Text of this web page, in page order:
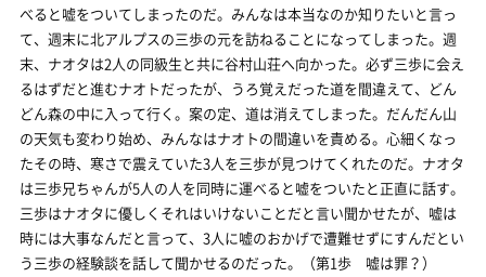
べると嘘をついてしまったのだ。みんなは本当なのか知りたいと言っ
て、週末に北アルプスの三歩の元を訪ねることになってしまった。週
末、ナオタは2人の同級生と共に谷村山荘へ向かった。必ず三歩に会え
るはずだと進むナオトだったが、うろ覚えだった道を間違えて、どん
どん森の中に入って行く。案の定、道は消えてしまった。だんだん山
の天気も変わり始め、みんなはナオトの間違いを責める。心細くなっ
たその時、寒さで震えていた3人を三歩が見つけてくれたのだ。ナオタ
は三歩兄ちゃんが5人の人を同時に運べると嘘をついたと正直に話す。
三歩はナオタに優しくそれはいけないことだと言い聞かせたが、嘘は
時には大事なんだと言って、3人に嘘のおかげで遭難せずにすんだとい
う三歩の経験談を話して聞かせるのだった。（第1歩 嘘は罪？）